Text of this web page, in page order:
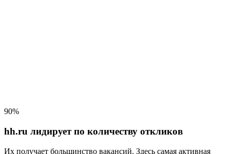
90%
hh.ru лидирует по количеству откликов
Их получает большинство вакансий. Здесь самая активная